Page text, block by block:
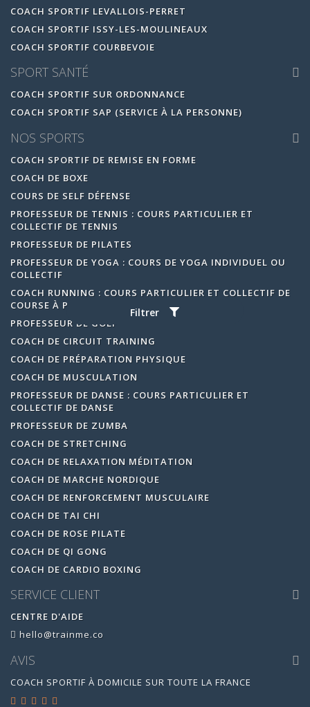
Filtrer
COACH SPORTIF LEVALLOIS-PERRET
COACH SPORTIF ISSY-LES-MOULINEAUX
COACH SPORTIF COURBEVOIE
SPORT SANTÉ
COACH SPORTIF SUR ORDONNANCE
COACH SPORTIF SAP (SERVICE À LA PERSONNE)
NOS SPORTS
COACH SPORTIF DE REMISE EN FORME
COACH DE BOXE
COURS DE SELF DÉFENSE
PROFESSEUR DE TENNIS : COURS PARTICULIER ET
COLLECTIF DE TENNIS
PROFESSEUR DE PILATES
PROFESSEUR DE YOGA : COURS DE YOGA INDIVIDUEL OU
COLLECTIF
COACH RUNNING : COURS PARTICULIER ET COLLECTIF DE
COURSE À PIED
PROFESSEUR DE GOLF
COACH DE CIRCUIT TRAINING
COACH DE PRÉPARATION PHYSIQUE
COACH DE MUSCULATION
PROFESSEUR DE DANSE : COURS PARTICULIER ET
COLLECTIF DE DANSE
PROFESSEUR DE ZUMBA
COACH DE STRETCHING
COACH DE RELAXATION MÉDITATION
COACH DE MARCHE NORDIQUE
COACH DE RENFORCEMENT MUSCULAIRE
COACH DE TAI CHI
COACH DE ROSE PILATE
COACH DE QI GONG
COACH DE CARDIO BOXING
SERVICE CLIENT
CENTRE D'AIDE
hello@trainme.co
AVIS
COACH SPORTIF À DOMICILE SUR TOUTE LA FRANCE